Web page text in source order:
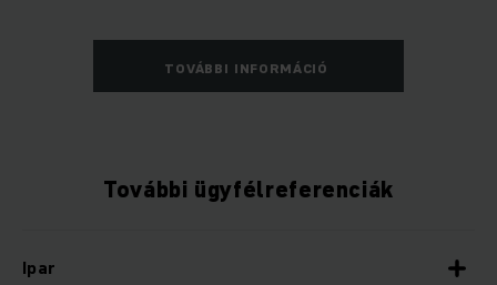
TOVÁBBI INFORMÁCIÓ
További ügyfélreferenciák
Ipar